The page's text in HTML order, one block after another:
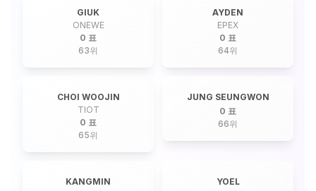
GIUK
ONEWE
0 표
63위
AYDEN
EPEX
0 표
64위
CHOI WOOJIN
TIOT
0 표
65위
JUNG SEUNGWON
0 표
66위
KANGMIN
YOEL